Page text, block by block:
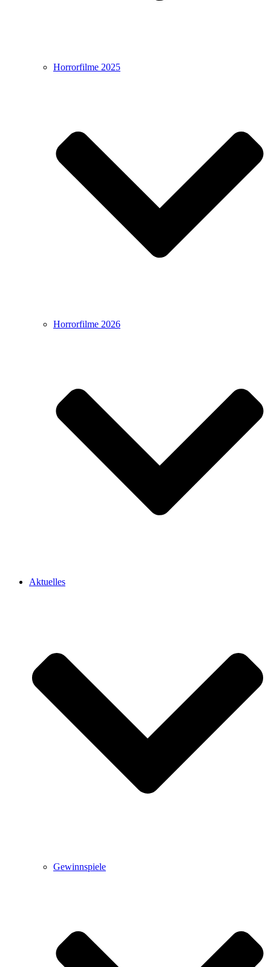
Horrorfilme 2025
Horrorfilme 2026
Aktuelles
Gewinnspiele